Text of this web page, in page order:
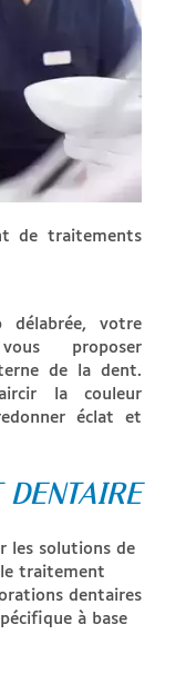
de traitements
votre
proposer
de la dent.
la couleur
éclat et
DENTAIRE
les solutions de
traitement
dentaires
à base